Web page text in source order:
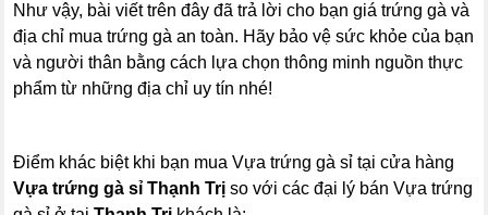
Như vậy, bài viết trên đây đã trả lời cho bạn giá trứng gà và
địa chỉ mua trứng gà an toàn. Hãy bảo vệ sức khỏe của bạn
và người thân bằng cách lựa chọn thông minh nguồn thực
phẩm từ những địa chỉ uy tín nhé!
Điểm khác biệt khi bạn mua Vựa trứng gà sỉ tại cửa hàng
Vựa trứng gà sỉ Thạnh Trị so với các đại lý bán Vựa trứng